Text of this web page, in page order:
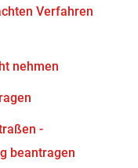
Verfahren
nehmen
-
beantragen